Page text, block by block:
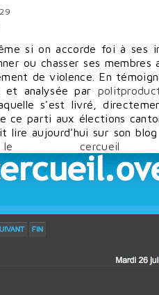
si on accorde foi à ses
ou chasser ses membres
de violence. En
et analysée par
s'est livré,
ce parti aux élections
lire aujourd'hui sur son